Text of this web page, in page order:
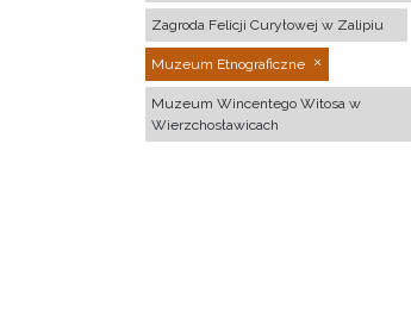
Zagroda Felicji Curyłowej w Zalipiu
Muzeum Etnograficzne
Muzeum Wincentego Witosa w
Wierzchosławicach